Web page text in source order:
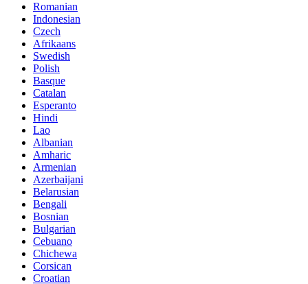
Romanian
Indonesian
Czech
Afrikaans
Swedish
Polish
Basque
Catalan
Esperanto
Hindi
Lao
Albanian
Amharic
Armenian
Azerbaijani
Belarusian
Bengali
Bosnian
Bulgarian
Cebuano
Chichewa
Corsican
Croatian